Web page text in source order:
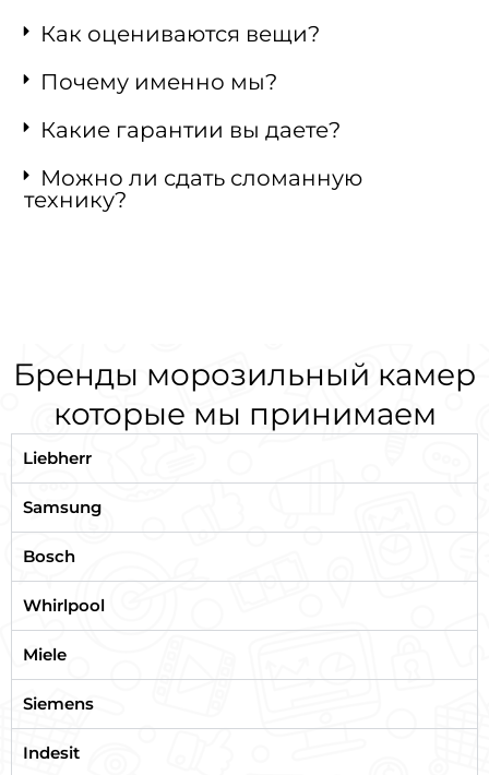
Как оцениваются вещи?
Почему именно мы?
Какие гарантии вы даете?
Можно ли сдать сломанную
технику?
Бренды морозильный камер
которые мы принимаем
Liebherr
Samsung
Bosch
Whirlpool
Miele
Siemens
Indesit